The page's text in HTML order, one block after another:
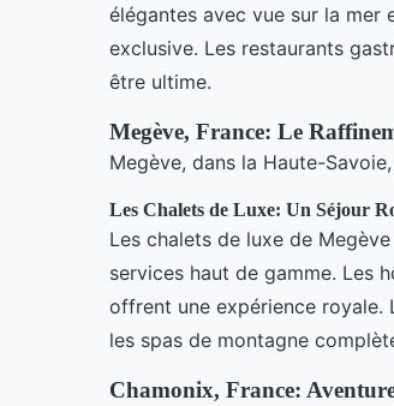
élégantes avec vue sur la
exclusive. Les restaurants
être ultime.
Megève, France: Le
Megève, dans la Haute-
Les Chalets de Luxe: Un Séjour
Les chalets de luxe de
services haut de gamme. Les
offrent une expérience royale.
les spas de montagne
Chamonix, France: